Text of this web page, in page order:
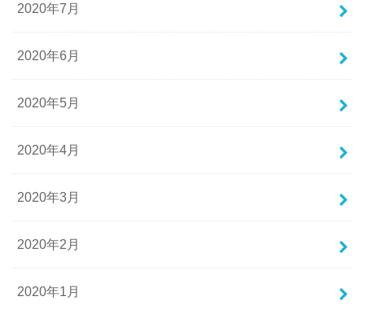
2020年7月
2020年6月
2020年5月
2020年4月
2020年3月
2020年2月
2020年1月